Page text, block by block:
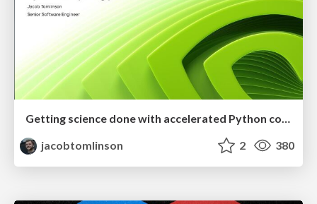
Getting science done with accelerated Python computing platforms
jacobtomlinson
2 380